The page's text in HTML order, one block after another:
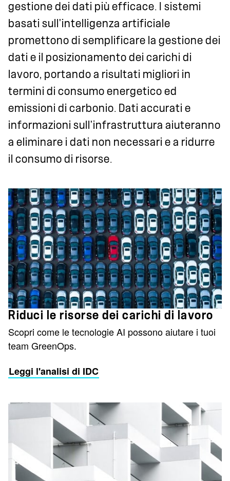
gestione dei dati più efficace. I sistemi
basati sull'intelligenza artificiale
promettono di semplificare la gestione dei
dati e il posizionamento dei carichi di
lavoro, portando a risultati migliori in
termini di consumo energetico ed
emissioni di carbonio. Dati accurati e
informazioni sull'infrastruttura aiuteranno
a eliminare i dati non necessari e a ridurre
il consumo di risorse.
Riduci le risorse dei carichi di lavoro
Scopri come le tecnologie AI possono aiutare i tuoi
team GreenOps.
Leggi l'analisi di IDC